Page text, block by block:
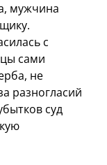
мужчина
с
сами
не
разногласий
суд